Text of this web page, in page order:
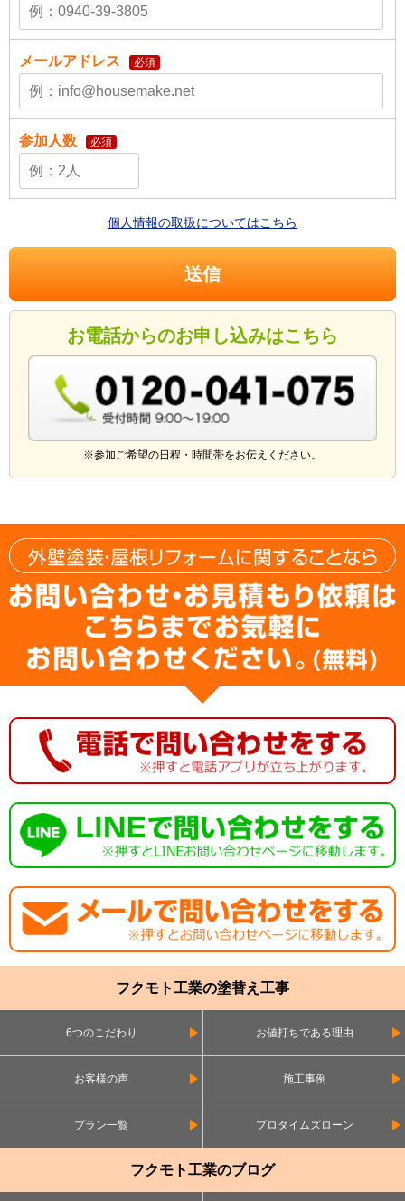
メールアドレス 必須
参加人数 必須
個人情報の取扱についてはこちら
お電話からのお申し込みはこちら
※参加ご希望の日程・時間帯をお伝えください。
フクモト工業の塗替え工事
6つのこだわり お値打ちである理由
お客様の声 施工事例
プラン一覧 プロタイムズローン
フクモト工業のブログ